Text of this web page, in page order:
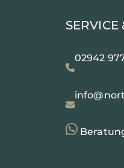
SERVICE
02942